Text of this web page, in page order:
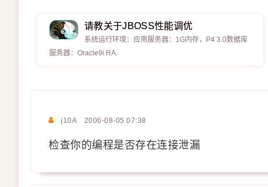
请教关于JBOSS性能调优
系统运行环境：应用服务器：1G内存，P4 3.0数据库
服务器：Oracle9i RA.
j10A 2006-08-05 07:38
检查你的编程是否存在连接泄漏